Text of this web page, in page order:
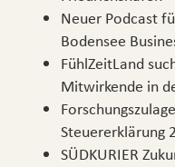
Neuer Podcast
Bodensee
FühlZeitLand
Mitwirkende in
Steuererklärung
SÜDKURIER